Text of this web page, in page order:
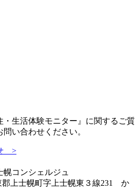
・生活体験モニター』に関するご質
い合わせください。
>
幌コンシェルジュ
上士幌町字上士幌東３線231 か